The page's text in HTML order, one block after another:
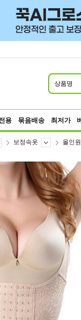
상품명
용 묶음배송 최저가
보정속옷 올인